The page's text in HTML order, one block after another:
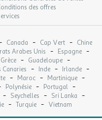
des offres
Canada - Cap Vert - Chine
Arabes Unis - Espagne -
Grèce - Guadeloupe -
Canaries - Inde - Irlande -
- Maroc - Martinique -
Polynésie - Portugal -
- Seychelles - Sri Lanka -
- Turquie - Vietnam